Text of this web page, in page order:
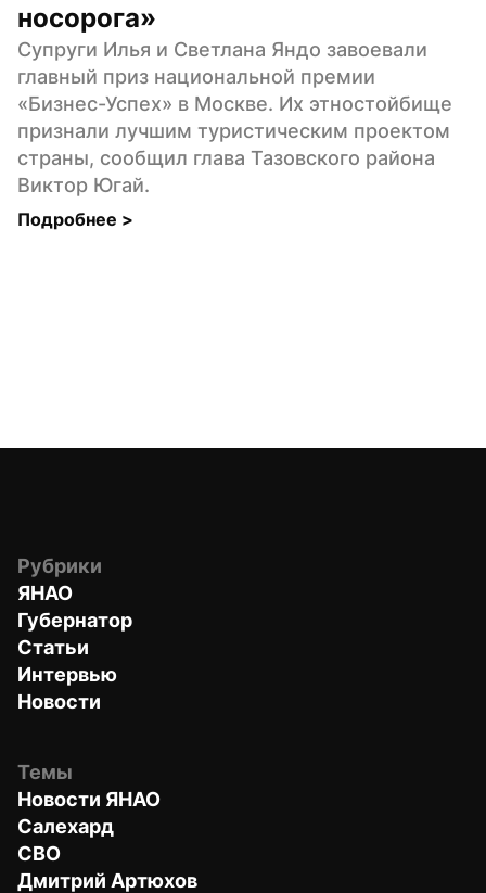
носорога»
Супруги Илья и Светлана Яндо завоевали
главный приз национальной премии
«Бизнес-Успех» в Москве. Их этностойбище
признали лучшим туристическим проектом
страны, сообщил глава Тазовского района
Виктор Югай.
Подробнее >
Рубрики
ЯНАО
Губернатор
Статьи
Интервью
Новости
Темы
Новости ЯНАО
Салехард
СВО
Дмитрий Артюхов